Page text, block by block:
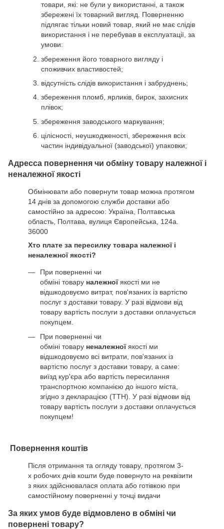
товари, які: не були у використанні, а також
збережені їх товарний вигляд. Поверненню
підлягає тільки новий товар, який не має слідів
використання і не перебував в експлуатації, за
умови:
збереження його товарного вигляду і
споживчих властивостей;
відсутність слідів використання і забруднень;
збереження пломб, ярликів, бирок, захисних
плівок;
збереження заводського маркування;
цілісності, неушкодженості, збереження всіх
частин індивідуальної (заводської) упаковки;
Адресса повернення чи обміну товару належної і
неналежної якості
Обмінювати або повернути товар можна протягом
14 днів за допомогою служби доставки або
самостійно за адресою: Україна, Полтавська
область, Полтава, вулиця Європейська, 124а.
36000
Хто плате за пересилку товара належної і
неналежної якості?
При поверненні чи
обміні товару належноїякості ми не
відшкодовуємо витрат, пов'язаних із вартістю
послуг з доставки товару. У разі відмови від
товару вартість послуги з доставки оплачується
покупцем.
При поверненні чи
обміні товару неналежноїякості ми
відшкодовуємо всі витрати, пов'язаних із
вартістю послуг з доставки товару, а саме:
виїзд кур'єра або вартість пересилання
транспортною компанією до іншого міста,
згідно з декларацією (ТТН). У разі відмови від
товару вартість послуги з доставки оплачується
покупцем!
Повернення коштів
Після отримання та огляду товару, протягом 3-
х робочих днів кошти буде повернуто на реквізити
з яких здійснювалася оплата або готівкою при
самостійному поверненні у точці видачи
За яких умов буде відмовлено в обміні чи
повернені товару?